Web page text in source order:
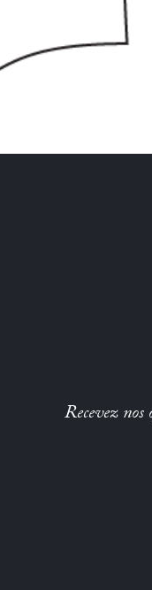
Recevez